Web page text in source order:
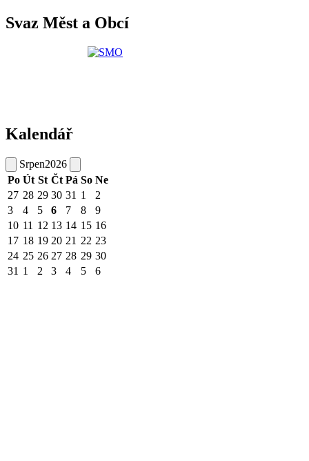
Svaz Měst a Obcí
Kalendář
Srpen2026
Po Út St Čt Pá So Ne
27 28 29 30 31 1
2
3
4 5 6 7 8
9
10 11 12 13 14 15 16
17 18 19 20 21 22 23
24 25 26 27 28 29 30
31 1 2 3 4 5 6